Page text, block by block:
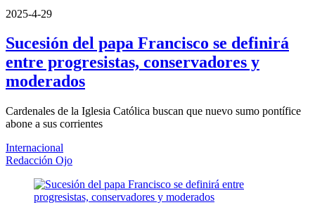
2025-4-29
Sucesión del papa Francisco se definirá
entre progresistas, conservadores y
moderados
Cardenales de la Iglesia Católica buscan que nuevo sumo pontífice
abone a sus corrientes
Internacional
Redacción Ojo